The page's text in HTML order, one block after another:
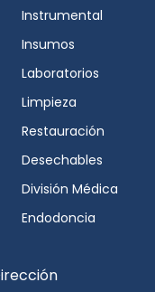
Instrumental
Insumos
Laboratorios
Limpieza
Restauración
Desechables
División Médica
Endodoncia